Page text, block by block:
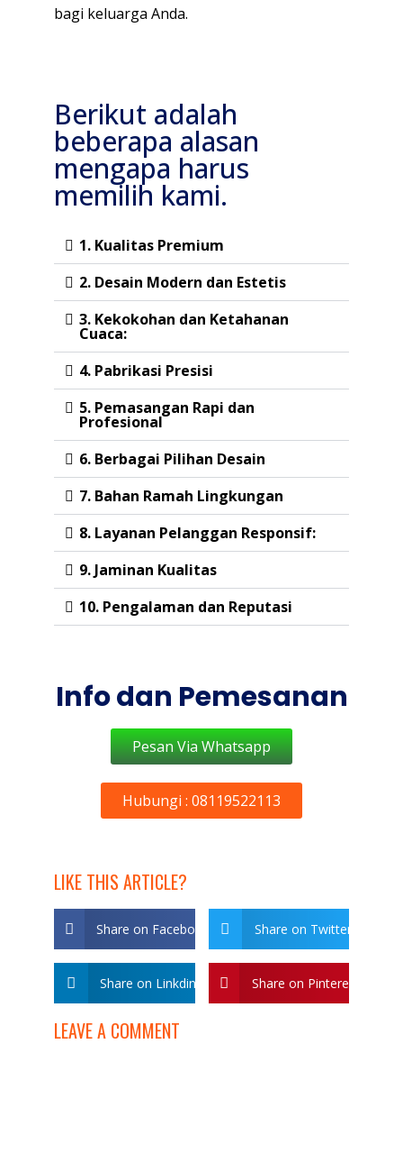
bagi keluarga Anda.
Berikut adalah
beberapa alasan
mengapa harus
memilih kami.
1. Kualitas Premium
2. Desain Modern dan Estetis
3. Kekokohan dan Ketahanan
Cuaca:
4. Pabrikasi Presisi
5. Pemasangan Rapi dan
Profesional
6. Berbagai Pilihan Desain
7. Bahan Ramah Lingkungan
8. Layanan Pelanggan Responsif:
9. Jaminan Kualitas
10. Pengalaman dan Reputasi
Info dan Pemesanan
Pesan Via Whatsapp
Hubungi : 08119522113
LIKE THIS ARTICLE?
Share on Facebook Share on Twitter
Share on Linkdin Share on Pinterest
LEAVE A COMMENT